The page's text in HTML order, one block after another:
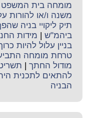
מומחה בית המשפט
משנה ו/או להורות
תיק ליקויי בניה
ביהמ"ש
מידות
בניין עלול להיות
טרחת מומחה
מודול החתך
להתאים לתכנית
הבניה